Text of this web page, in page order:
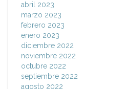
abril 2023
marzo 2023
febrero 2023
enero 2023
diciembre 2022
noviembre 2022
octubre 2022
septiembre 2022
agosto 2022